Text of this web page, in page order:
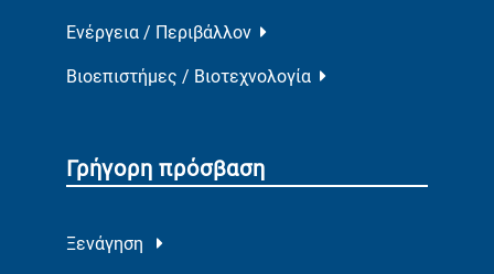
Ενέργεια / Περιβάλλον
Βιοεπιστήμες / Βιοτεχνολογία
Γρήγορη πρόσβαση
Ξενάγηση